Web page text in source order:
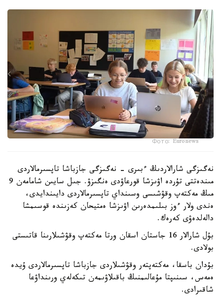
Фото: Euronews
نەگىزگى شارالاردىڭ ءبىرى - نەگىزگى جازباشا تاپسىرمالاردى
مىندەتتى تۇردە اۋىزشا قورعاۋدى ەنگىزۋ. جىل سايىن شامامەن 9
مىڭ مەكتەپ وقۋشىسى وسىنداي تاپسىرمالاردى دايىندايدى،
ەندى ولار ءوز بىلىمدەرىن اۋىزشا ەمتيحان كەزىندە قوسىمشا
دالەلدەۋى كەرەك.
بۇل شارالار 16 جاستان اسقان ورتا مەكتەپ وقۋشىلارىنا قاتىستى
بولادى.
بۇدان باسقا، مەكتەپتەر وقۋشىلاردى جازباشا تاپسىرمالاردى ۇيدە
ەمەس، سىنىپتا مۇعالىمنىڭ باقىلاۋىمەن تىكەلەي ورىنداۋعا
شاقىرادى.